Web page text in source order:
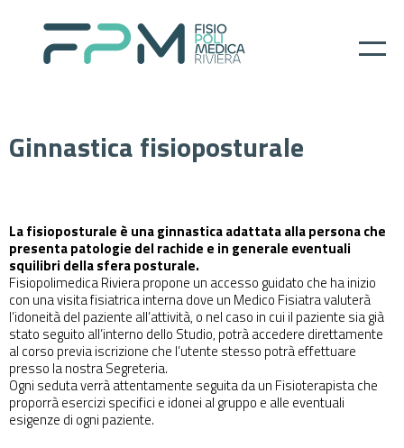
Home
About
Per il paziente
Prenotazioni
Contatti
Ginnastica fisioposturale
La fisioposturale è una ginnastica adattata alla persona che
presenta patologie del rachide e in generale eventuali
squilibri della sfera posturale.
Fisiopolimedica Riviera propone un accesso guidato che ha inizio
con una visita fisiatrica interna dove un Medico Fisiatra valuterà
l’idoneità del paziente all’attività, o nel caso in cui il paziente sia già
stato seguito all’interno dello Studio, potrà accedere direttamente
al corso previa iscrizione che l’utente stesso potrà effettuare
presso la nostra Segreteria.
Ogni seduta verrà attentamente seguita da un Fisioterapista che
proporrà esercizi specifici e idonei al gruppo e alle eventuali
esigenze di ogni paziente.